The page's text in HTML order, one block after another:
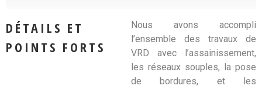
DÉTAILS ET
POINTS FORTS
Nous avons accompli
l’ensemble des travaux de
VRD avec l’assainissement,
les réseaux souples, la pose
de bordures, et les